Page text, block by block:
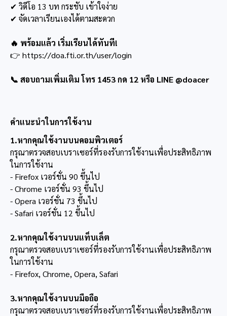
✔ วิดีโอ 13 บท กระชับ เข้าใจง่าย
✔ จัดเวลาเรียนเองได้ตามสะดวก
🔥 พร้อมแล้ว เริ่มเรียนได้ทันที!
👉 https://doa.fti.or.th/user/login
📞 สอบถามเพิ่มเติม โทร 1453 กด 12 หรือ LINE @doacer
คำแนะนำในการใช้งาน
1.หากคุณใช้งานบนคอมพิวเตอร์
กรุณาตรวจสอบเบราเซอร์ที่รองรับการใช้งานเพื่อประสิทธิภาพ
ในการใช้งาน
- Firefox เวอร์ชั่น 90 ขึ้นไป
- Chrome เวอร์ชั่น 93 ขึ้นไป
- Opera เวอร์ชั่น 73 ขึ้นไป
- Safari เวอร์ชั่น 12 ขึ้นไป
2.หากคุณใช้งานบนแท็บเล็ต
กรุณาตรวจสอบเบราเซอร์ที่รองรับการใช้งานเพื่อประสิทธิภาพ
ในการใช้งาน
- Firefox, Chrome, Opera, Safari
3.หากคุณใช้งานบนมือถือ
กรุณาตรวจสอบเบราเซอร์ที่รองรับการใช้งานเพื่อประสิทธิภาพ